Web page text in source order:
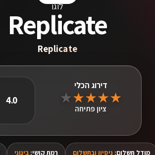
Replicate
Replicate
4.0 ★
★
★
★
★
ציון פתיחה
מודל תשלום: ניסיון ובתשלום רמת קושי: בינוני